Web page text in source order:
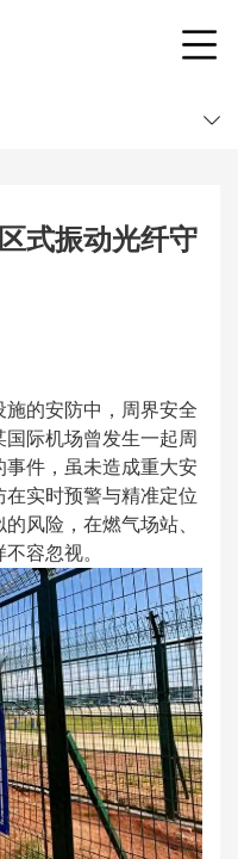
式振动光纤守
的安防中，周界安全
际机场曾发生一起周
件，虽未造成重大安
实时预警与精准定位
风险，在燃气场站、
容忽视。